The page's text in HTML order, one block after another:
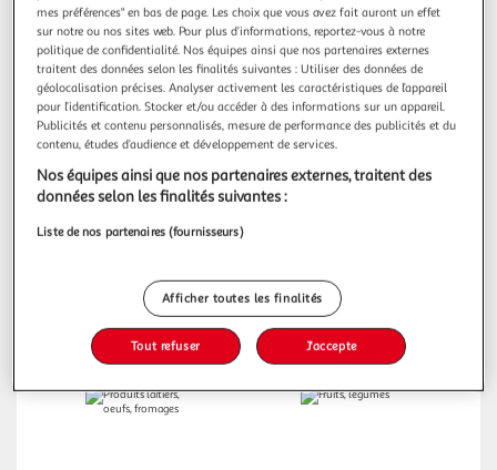
rayons
Promos
Rentrée des classes Les halles d'Auchan
mes préférences" en bas de page. Les choix que vous avez fait auront un effet
sur notre ou nos sites web. Pour plus d’informations, reportez-vous à notre
politique de confidentialité. Nos équipes ainsi que nos partenaires externes
traitent des données selon les finalités suivantes : Utiliser des données de
géolocalisation précises. Analyser activement les caractéristiques de l’appareil
pour l’identification. Stocker et/ou accéder à des informations sur un appareil.
Publicités et contenu personnalisés, mesure de performance des publicités et du
contenu, études d’audience et développement de services.
Nos équipes ainsi que nos partenaires externes, traitent des
données selon les finalités suivantes :
Liste de nos partenaires (fournisseurs)
Afficher toutes les finalités
Tout refuser J'accepte